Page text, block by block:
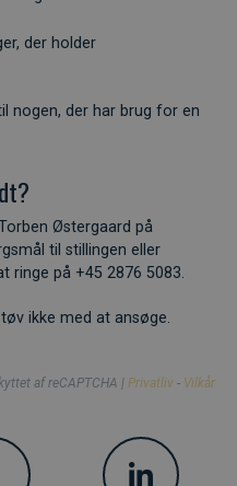
der holder
nogen, der har brug for en
Østergaard på
til stillingen eller
ringe på +45 2876 5083.
ikke med at ansøge.
af reCAPTCHA | Privatliv - Vilkår